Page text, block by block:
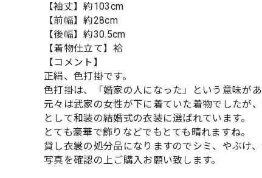
【袖丈】約103cm
【前幅】約28cm
【後幅】約30.5cm
【着物仕立て】袷
【コメント】
正絹、色打掛です。
色打掛は、「婚家の人になった」という意味が
元々は武家の女性が下に着ていた着物でしたが
として和装の結婚式の衣装に選ばれています。
とても豪華で飾りなどでもとても晴れますね。
貸し衣裳の処分品になりますのでシミ、やぶけ
写真を確認の上ご購入お願い致します。